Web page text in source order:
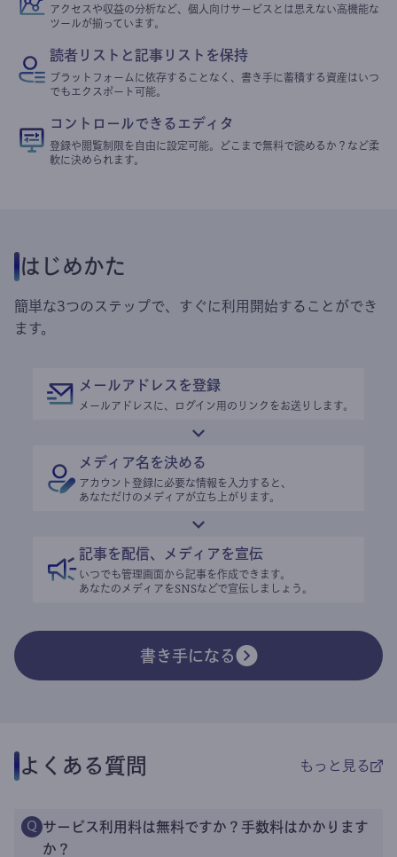
アクセスや収益の分析など、個人向けサービスとは思えない高機能な
ツールが揃っています。
読者リストと記事リストを保持
プラットフォームに依存することなく、書き手に蓄積する資産はいつ
でもエクスポート可能。
コントロールできるエディタ
登録や閲覧制限を自由に設定可能。どこまで無料で読めるか？など柔
軟に決められます。
はじめかた
簡単な3つのステップで、すぐに利用開始することができ
ます。
メールアドレスを登録
メールアドレスに、ログイン用のリンクをお送りします。
メディア名を決める
アカウント登録に必要な情報を入力すると、
あなただけのメディアが立ち上がります。
記事を配信、メディアを宣伝
いつでも管理画面から記事を作成できます。
あなたのメディアをSNSなどで宣伝しましょう。
書き手になる
よくある質問 もっと見る
Q サービス利用料は無料ですか？手数料はかかります
か？